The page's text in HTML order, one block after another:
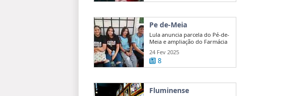
Pe de-Meia
Lula anuncia parcela do Pé-de-
Meia e ampliação do Farmácia
...24 Fev 2025
8
Fluminense